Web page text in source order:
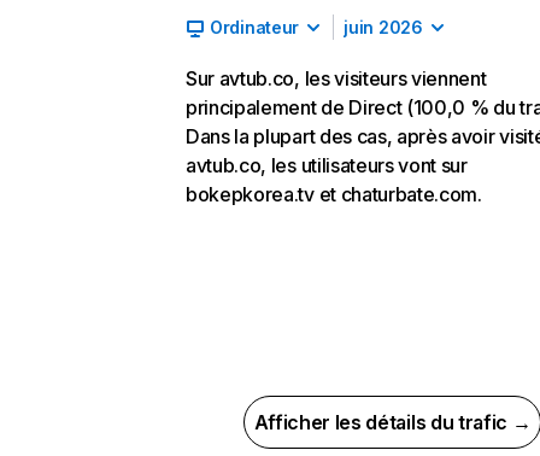
Ordinateur juin 2026
Sur avtub.co, les visiteurs viennent
principalement de Direct (100,0 % du
Dans la plupart des cas, après avoir
avtub.co, les utilisateurs vont sur
bokepkorea.tv et chaturbate.com.
Afficher les détails du trafic →